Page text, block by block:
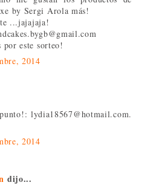
by Sergi Arola más!
...jajajaja!
por este sorteo!
2014
lydia18567@hotmail.com.
2014
dijo...